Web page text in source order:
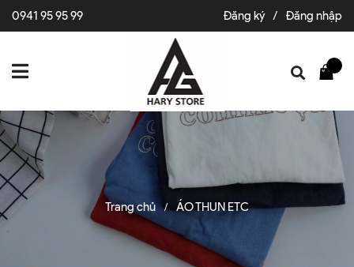
0941 95 95 99 Đăng ký / Đăng nhập
Trang chủ / ÁO THUN ETC